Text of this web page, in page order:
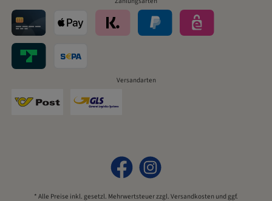
Versandarten
* Alle Preise inkl. gesetzl. Mehrwertsteuer zzgl. Versandkosten und ggf.